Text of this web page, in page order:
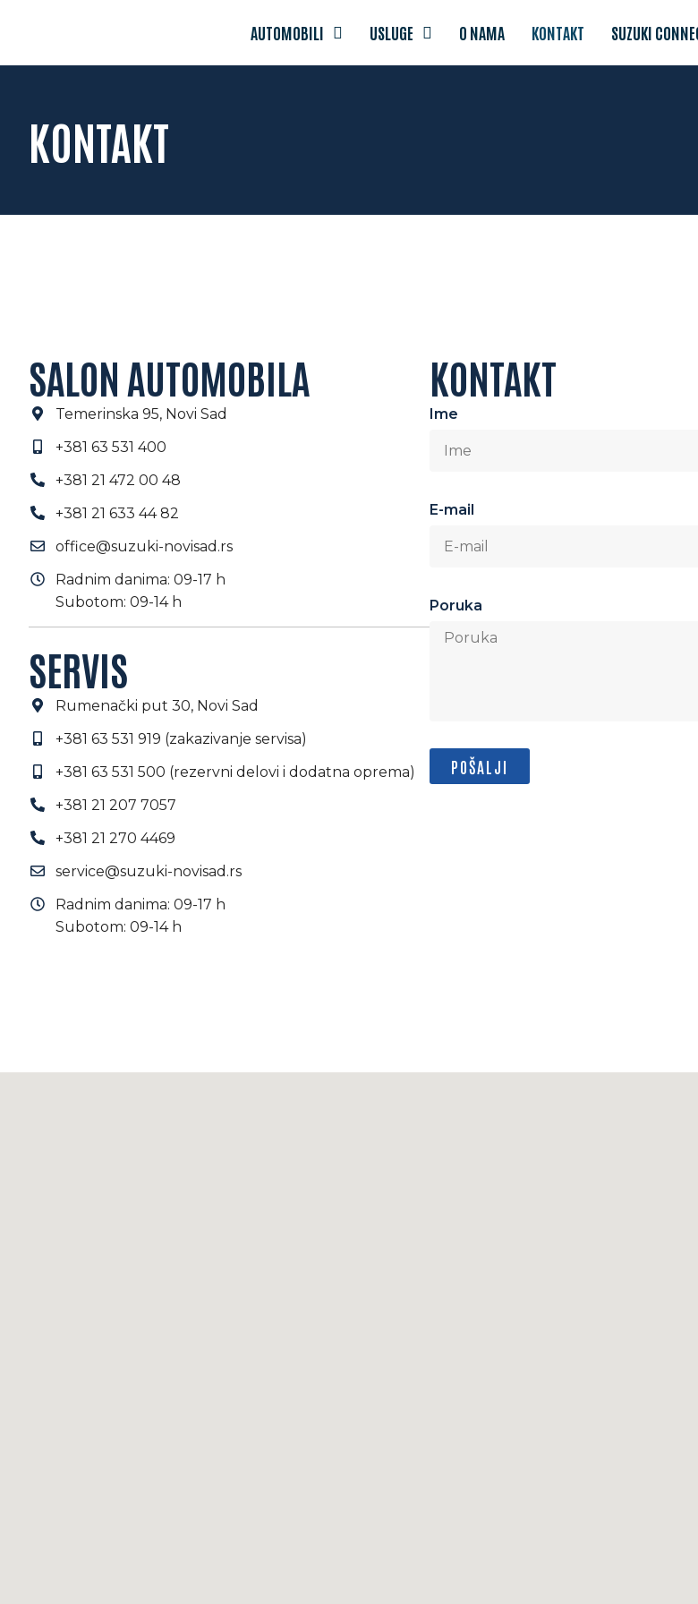
AUTOMOBILI USLUGE O NAMA KONTAKT SUZUKI
KONTAKT
SALON AUTOMOBILA
Temerinska 95, Novi Sad
+381 63 531 400
+381 21 472 00 48
+381 21 633 44 82
office@suzuki-novisad.rs
Radnim danima: 09-17 h
Subotom: 09-14 h
SERVIS
Rumenački put 30, Novi Sad
+381 63 531 919 (zakazivanje servisa)
+381 63 531 500 (rezervni delovi i dodatna oprema)
+381 21 207 7057
+381 21 270 4469
service@suzuki-novisad.rs
Radnim danima: 09-17 h
Subotom: 09-14 h
KONTAKT
Ime
E-mail
Poruka
POŠALJI